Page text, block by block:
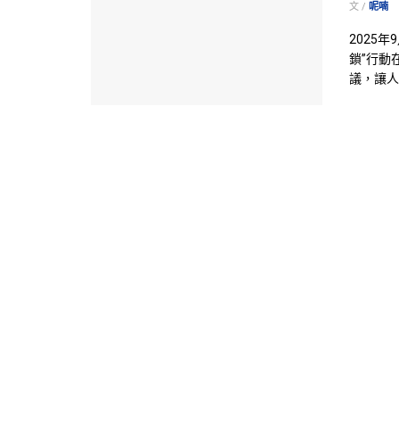
文 / 呢喃
2025年
鎖”行動
議，讓